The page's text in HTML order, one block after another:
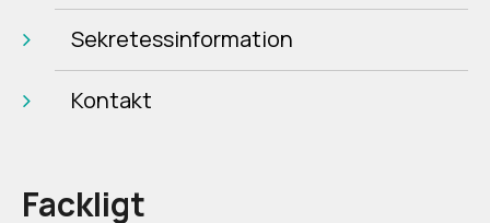
Sekretessinformation
Kontakt
Fackligt